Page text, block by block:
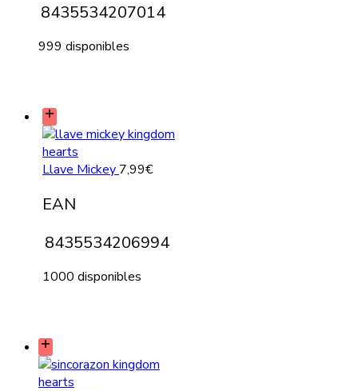
8435534207014
999 disponibles
Llave Mickey 7,99€
EAN
8435534206994
1000 disponibles